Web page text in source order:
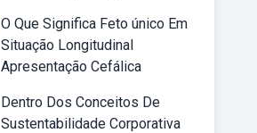
O Que Significa Feto único Em
Situação Longitudinal
Apresentação Cefálica
Dentro Dos Conceitos De
Sustentabilidade Corporativa